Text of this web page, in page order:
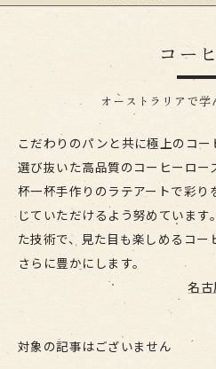
コー
オーストラリアで学
こだわりのパンと共に極上のコ
選び抜いた高品質のコーヒーロ
杯一杯手作りのラテアートで彩
じていただけるよう努めていま
た技術で、見た目も楽しめるコー
さらに豊かにします。
名
対象の記事はございません